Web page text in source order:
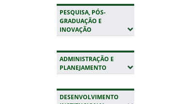
PESQUISA, PÓS-
GRADUAÇÃO E
INOVAÇÃO (EXPANDIR SUBMENUS)
ADMINISTRAÇÃO E
PLANEJAMENTO (EXPANDIR SUBMENUS)
DESENVOLVIMENTO